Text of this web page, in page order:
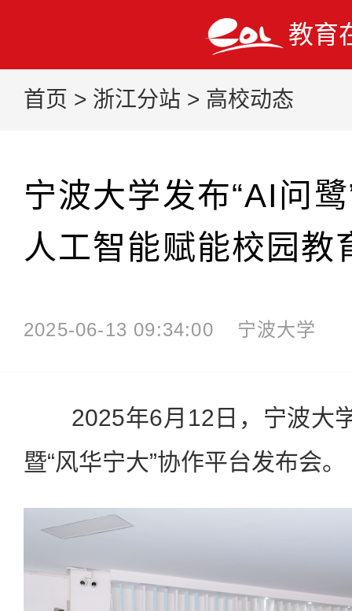
教育
首页 > 浙江分站 > 高校动态
宁波大学发布“AI问
人工智能赋能校园教
2025-06-13 09:34:00 宁波大学
2025年6月12日，宁波大学
暨“风华宁大”协作平台发布会。